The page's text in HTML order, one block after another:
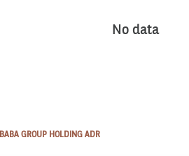
No data
GROUP HOLDING ADR